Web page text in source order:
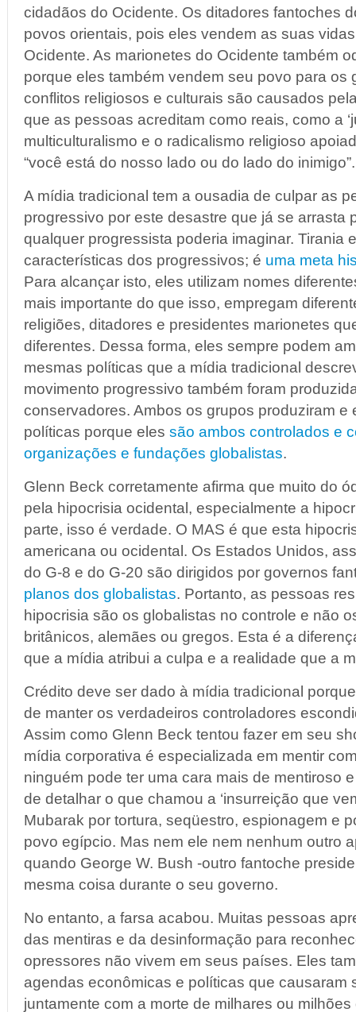
cidadãos do Ocidente. Os ditadores fantoches
povos orientais, pois eles vendem as suas
Ocidente. As marionetes do Ocidente também
porque eles também vendem seu povo para os
conflitos religiosos e culturais são causados
que as pessoas acreditam como reais, como a
multiculturalismo e o radicalismo religioso
“você está do nosso lado ou do lado do inimigo”.
A mídia tradicional tem a ousadia de culpar as
progressivo por este desastre que já se arrasta
qualquer progressista poderia imaginar. Tirania
características dos progressivos; é uma meta
Para alcançar isto, eles utilizam nomes
mais importante do que isso, empregam
religiões, ditadores e presidentes marionetes
diferentes. Dessa forma, eles sempre podem
mesmas políticas que a mídia tradicional
movimento progressivo também foram
conservadores. Ambos os grupos produziram e
políticas porque eles são ambos controlados e
organizações e fundações globalistas.
Glenn Beck corretamente afirma que muito do
pela hipocrisia ocidental, especialmente a
parte, isso é verdade. O MAS é que esta
americana ou ocidental. Os Estados Unidos,
do G-8 e do G-20 são dirigidos por governos
planos dos globalistas. Portanto, as pessoas
hipocrisia são os globalistas no controle e não
britânicos, alemães ou gregos. Esta é a
que a mídia atribui a culpa e a realidade que a
Crédito deve ser dado à mídia tradicional
de manter os verdadeiros controladores
Assim como Glenn Beck tentou fazer em seu
mídia corporativa é especializada em mentir
ninguém pode ter uma cara mais de mentiroso
de detalhar o que chamou a ‘insurreição que
Mubarak por tortura, seqüestro, espionagem e
povo egípcio. Mas nem ele nem nenhum outro
quando George W. Bush -outro fantoche
mesma coisa durante o seu governo.
No entanto, a farsa acabou. Muitas pessoas
das mentiras e da desinformação para
opressores não vivem em seus países. Eles
agendas econômicas e políticas que causaram
juntamente com a morte de milhares ou